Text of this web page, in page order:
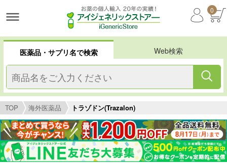
0
医薬品・サプリ名で検索 Web検索
TOP 海外医薬品 トラゾドン(Trazalon)